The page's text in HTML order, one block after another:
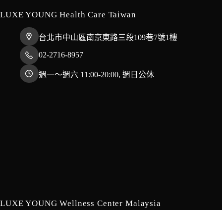
LUXE YOUNG Health Care Taiwan
台北市中山區南京東路三段109巷7號1樓
02-2716-8957
週一～週六 11:00-20:00, 週日公休
LUXE YOUNG Wellness Center Malaysia